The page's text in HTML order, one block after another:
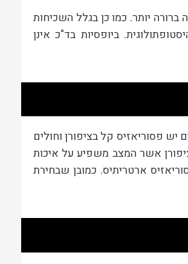
יותר. כמו כן בגלל השכיחות
ביופסיות בד"כ אינן
יש פסוריאזיס קל בציפורן וחולים
אשר המצב משפיע על איכות
ארטריתיס. כמובן שבחירת